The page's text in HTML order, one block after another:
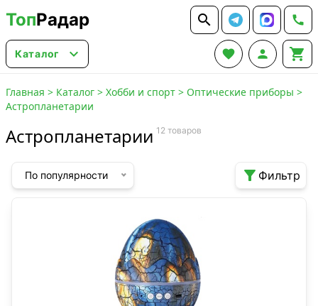
ТопРадар  
Каталог    
Главная > Каталог > Хобби и спорт > Оптические приборы >
Астропланетарии
Астропланетарии 12 товаров
По популярности  Фильтр